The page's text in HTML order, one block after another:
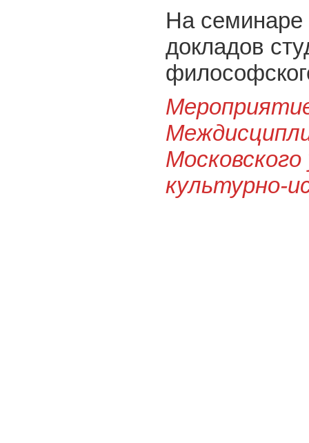
На семинаре
докладов
культурно-